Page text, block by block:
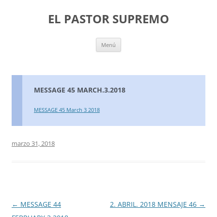
EL PASTOR SUPREMO
Menú
MESSAGE 45 MARCH.3.2018
MESSAGE 45 March 3 2018
marzo 31, 2018
Navegación
← MESSAGE 44
2. ABRIL. 2018 MENSAJE 46 →